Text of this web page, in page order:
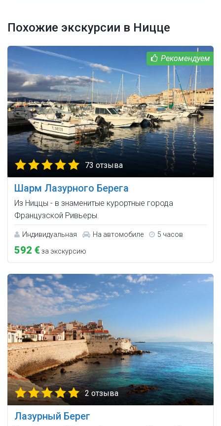
Похожие экскурсии в Ницце
73 отзыва
Шарм Лазурного Берега
Из Ниццы - в знаменитые курортные города
Французской Ривьеры.
Индивидуальная На автомобиле 5 часов
592 €за экскурсию
2 отзыва
Лазурный Берег